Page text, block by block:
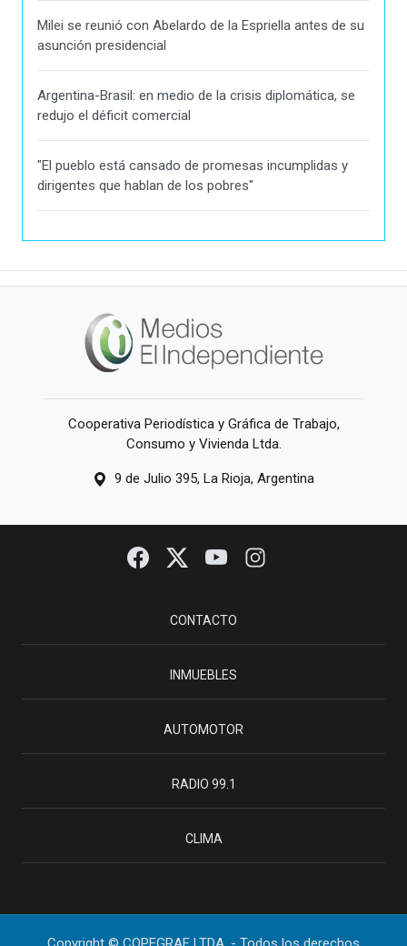
Milei se reunió con Abelardo de la Espriella antes de su
asunción presidencial
Argentina-Brasil: en medio de la crisis diplomática, se
redujo el déficit comercial
"El pueblo está cansado de promesas incumplidas y
dirigentes que hablan de los pobres"
Cooperativa Periodística y Gráfica de Trabajo,
Consumo y Vivienda Ltda.
9 de Julio 395, La Rioja, Argentina
CONTACTO
INMUEBLES
AUTOMOTOR
RADIO 99.1
CLIMA